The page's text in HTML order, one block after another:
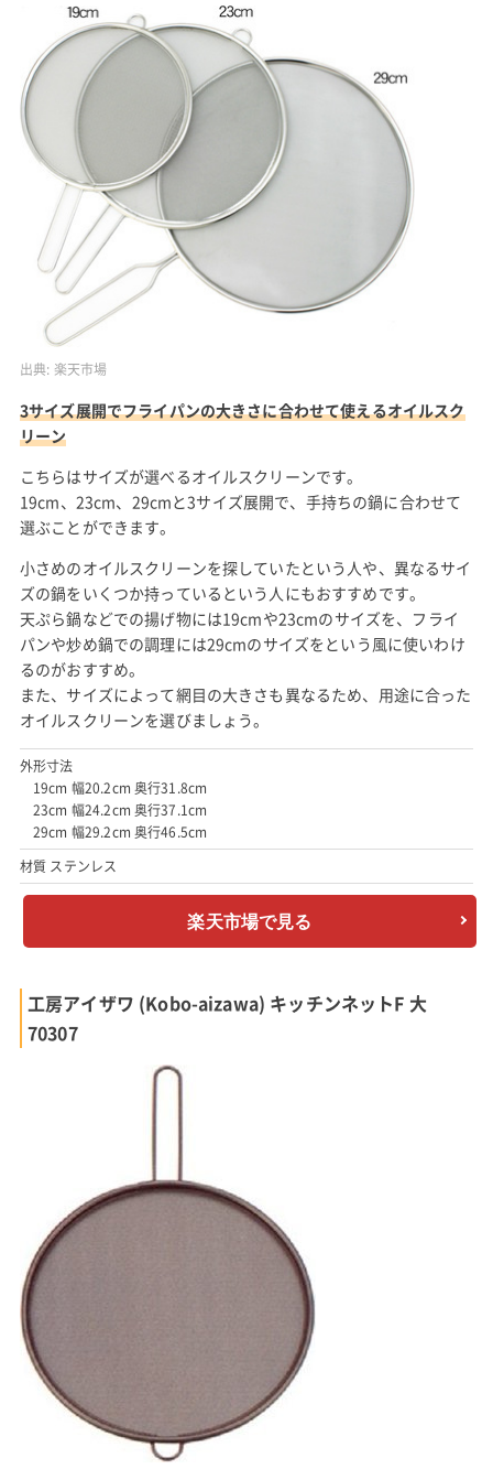
出典: 楽天市場
3サイズ展開でフライパンの大きさに合わせて使えるオイルスク
リーン
こちらはサイズが選べるオイルスクリーンです。
19cm、23cm、29cmと3サイズ展開で、手持ちの鍋に合わせて
選ぶことができます。
小さめのオイルスクリーンを探していたという人や、異なるサイ
ズの鍋をいくつか持っているという人にもおすすめです。
天ぷら鍋などでの揚げ物には19cmや23cmのサイズを、フライ
パンや炒め鍋での調理には29cmのサイズをという風に使いわけ
るのがおすすめ。
また、サイズによって網目の大きさも異なるため、用途に合った
オイルスクリーンを選びましょう。
外形寸法
19cm 幅20.2cm 奥行31.8cm
23cm 幅24.2cm 奥行37.1cm
29cm 幅29.2cm 奥行46.5cm
材質 ステンレス
楽天市場で見る
工房アイザワ (Kobo-aizawa) キッチンネットF 大
70307